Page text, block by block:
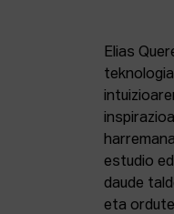
Elias
estudio
daude
eta